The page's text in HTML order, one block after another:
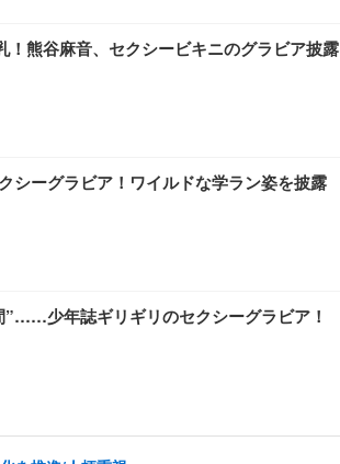
熊谷麻音、セクシービキニのグラビア披露
シーグラビア！ワイルドな学ラン姿を披露
少年誌ギリギリのセクシーグラビア！